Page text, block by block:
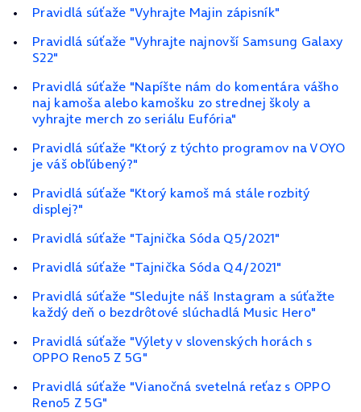
Pravidlá súťaže "Vyhrajte Majin zápisník"
Pravidlá súťaže "Vyhrajte najnovší Samsung Galaxy
S22"
Pravidlá súťaže "Napíšte nám do komentára vášho
naj kamoša alebo kamošku zo strednej školy a
vyhrajte merch zo seriálu Eufória"
Pravidlá súťaže "Ktorý z týchto programov na VOYO
je váš obľúbený?"
Pravidlá súťaže "Ktorý kamoš má stále rozbitý
displej?"
Pravidlá súťaže "Tajnička Sóda Q5/2021"
Pravidlá súťaže "Tajnička Sóda Q4/2021"
Pravidlá súťaže "Sledujte náš Instagram a súťažte
každý deň o bezdrôtové slúchadlá Music Hero"
Pravidlá súťaže "Výlety v slovenských horách s
OPPO Reno5 Z 5G"
Pravidlá súťaže "Vianočná svetelná reťaz s OPPO
Reno5 Z 5G"